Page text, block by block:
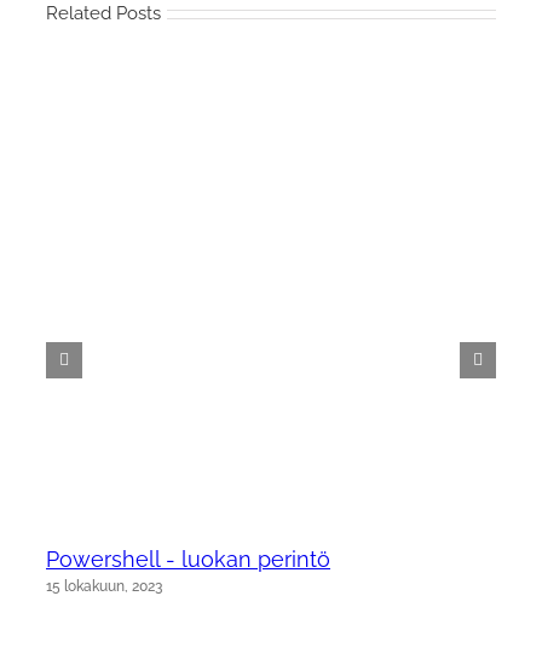
Related Posts
Powershell - luokan perintö
15 lokakuun, 2023